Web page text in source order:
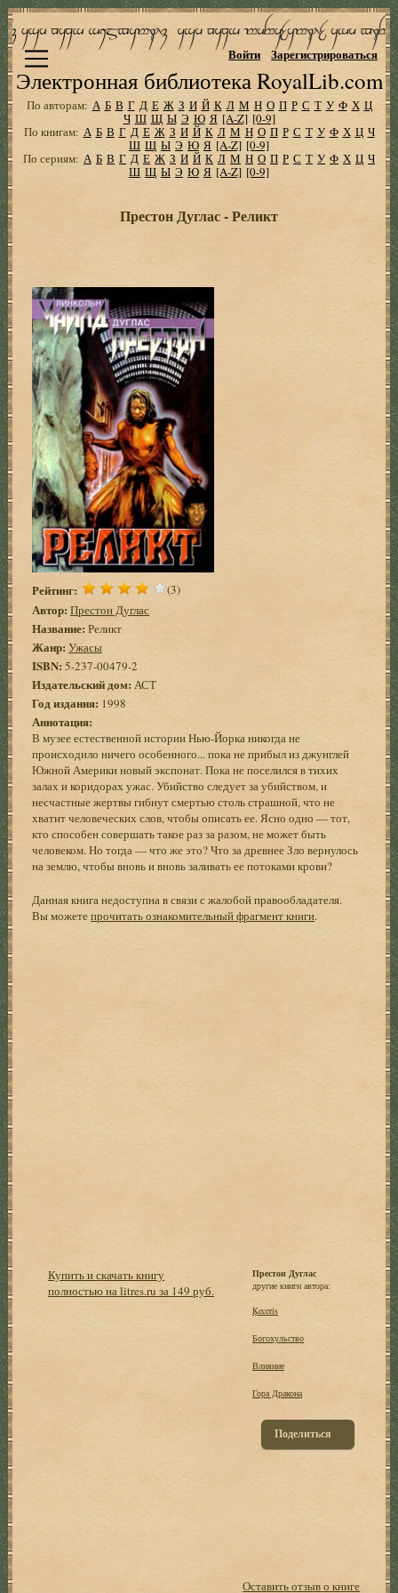
Электронная библиотека RoyalLib.com
Войти Зарегистрироваться
По авторам: А Б В Г Д Е Ж З И Й К Л М Н О П Р С Т У Ф Х Ц
Ч Ш Щ Ы Э Ю Я [A-Z] [0-9]
По книгам: А Б В Г Д Е Ж З И Й К Л М Н О П Р С Т У Ф Х Ц Ч
Ш Щ Ы Э Ю Я [A-Z] [0-9]
По сериям: А Б В Г Д Е Ж З И Й К Л М Н О П Р С Т У Ф Х Ц Ч
Ш Щ Ы Э Ю Я [A-Z] [0-9]
Престон Дуглас - Реликт
Рейтинг: (3)
Автор: Престон Дуглас
Название: Реликт
Жанр: Ужасы
ISBN: 5-237-00479-2
Издательский дом: АСТ
Год издания: 1998
Аннотация:
В музее естественной истории Нью-Йорка никогда не
происходило ничего особенного... пока не прибыл из джунглей
Южной Америки новый экспонат. Пока не поселился в тихих
залах и коридорах ужас. Убийство следует за убийством, и
несчастные жертвы гибнут смертью столь страшной, что не
хватит человеческих слов, чтобы описать ее. Ясно одно — тот,
кто способен совершать такое раз за разом, не может быть
человеком. Но тогда — что же это? Что за древнее Зло вернулось
на землю, чтобы вновь и вновь заливать ее потоками крови?
Данная книга недоступна в связи с жалобой правообладателя.
Вы можетепрочитать ознакомительный фрагмент книги.
Купить и скачать книгу
полностью на litres.ru за 149 руб.
Престон Дуглас
другие книги автора:
Ķeceris
Богохульство
Влияние
Гора Дракона
Поделиться
Оставить отзыв о книге